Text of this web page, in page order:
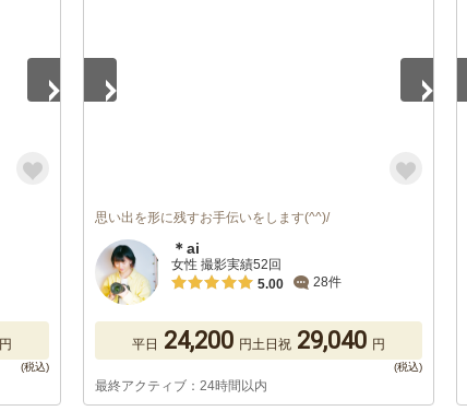
円
思い出を形に残すお手伝いをします(^^)/
＊ai
女性 撮影実績52回
5.00
28件
平日 24,200 円土日祝 29,040 円
最終アクティブ：24時間以内